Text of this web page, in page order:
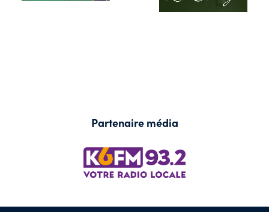
Partenaire média